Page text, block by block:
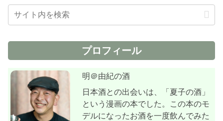
プロフィール
明＠由紀の酒
日本酒との出会いは、「夏子の酒」
という漫画の本でした。この本のモ
デルになったお酒を一度飲んでみた